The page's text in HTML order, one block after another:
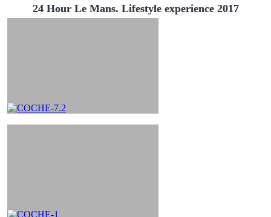
24 Hour Le Mans. Lifestyle experience 2017